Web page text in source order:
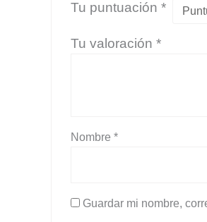
Tu puntuación *
Tu valoración *
Nombre *
Guardar mi nombre,